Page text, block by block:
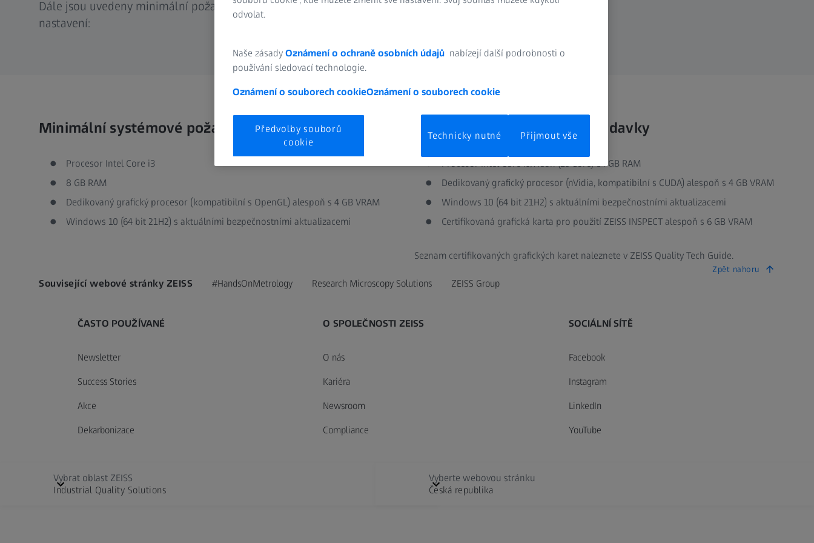
Dále jsou uvedeny minimální požadavky a parametry, které doporučujeme pro optimální
nastavení:
Minimální systémové požadavky
Procesor Intel Core i3
8 GB RAM
Dedikovaný grafický procesor (kompatibilní s OpenGL) alespoň s 4 GB VRAM
Windows 10 (64 bit 21H2) s aktuálními bezpečnostními aktualizacemi
Doporučené systémové požadavky
Procesor Intel Core i9/Xeon (16 Core) 64 GB RAM
Dedikovaný grafický procesor (nVidia, kompatibilní s CUDA) alespoň s 4 GB VRAM
Windows 10 (64 bit 21H2) s aktuálními bezpečnostními aktualizacemi
Certifikovaná grafická karta pro použití ZEISS INSPECT alespoň s 6 GB VRAM
Seznam certifikovaných grafických karet naleznete v ZEISS Quality Tech Guide.
Zpět nahoru
Související webové stránky ZEISS #HandsOnMetrology Research Microscopy Solutions ZEISS Group
ČASTO POUŽÍVANÉ
Newsletter
Success Stories
Akce
Dekarbonizace
O SPOLEČNOSTI ZEISS
O nás
Kariéra
Newsroom
Compliance
SOCIÁLNÍ SÍTĚ
Facebook
Instagram
LinkedIn
YouTube
Vybrat oblast ZEISS
Industrial Quality Solutions
Vyberte webovou stránku
Česká republika
odvolat.
Naše zásady Oznámení o ochraně osobních údajů nabízejí další podrobnosti o
používání sledovací technologie.
Oznámení o souborech cookieOznámení o souborech cookie
Předvolby souborů
cookie
Technicky nutné Přijmout vše